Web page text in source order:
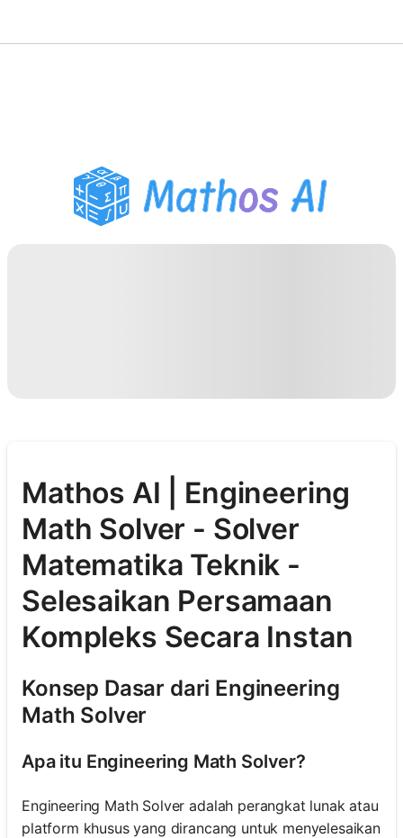
Pembantu PR PDF
Alat Belajar
Mathos AI | Engineering
Math Solver - Solver
Matematika Teknik -
Selesaikan Persamaan
Kompleks Secara Instan
Konsep Dasar dari Engineering
Math Solver
Apa itu Engineering Math Solver?
Engineering Math Solver adalah perangkat lunak atau
platform khusus yang dirancang untuk menyelesaikan